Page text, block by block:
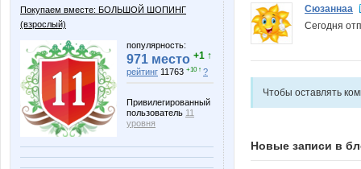
Покупаем вместе: БОЛЬШОЙ ШОПИНГ
(взрослый)
популярность:
971 место +1 ↑
рейтинг 11763 +10 ↑ ?
Привилегированный
пользователь 11
уровня
Сюзаннаа
Сегодня
Чтобы оставлять
Новые записи в